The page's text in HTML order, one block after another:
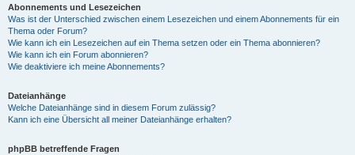
Abonnements und Lesezeichen
Was ist der Unterschied zwischen einem Lesezeichen und einem Abonnements für ein
Thema oder Forum?
Wie kann ich ein Lesezeichen auf ein Thema setzen oder ein Thema abonnieren?
Wie kann ich ein Forum abonnieren?
Wie deaktiviere ich meine Abonnements?
Dateianhänge
Welche Dateianhänge sind in diesem Forum zulässig?
Kann ich eine Übersicht all meiner Dateianhänge erhalten?
phpBB betreffende Fragen